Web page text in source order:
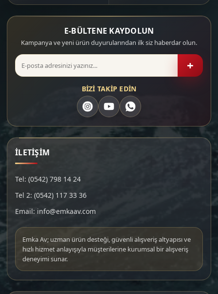
E-BÜLTENE KAYDOLUN
Kampanya ve yeni ürün duyurularından ilk siz haberdar olun.
+
BİZİ TAKİP EDİN
İLETİŞİM
Tel: (0542) 798 14 24
Tel 2: (0542) 117 33 36
Email: info@emkaav.com
Emka Av; uzman ürün desteği, güvenli alışveriş altyapısı ve
hızlı hizmet anlayışıyla müşterilerine kurumsal bir alışveriş
deneyimi sunar.